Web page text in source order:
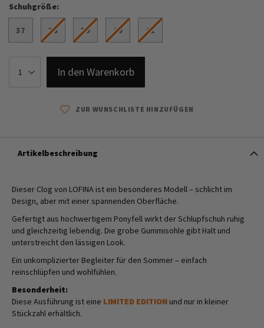
Schuhgröße
37 38 39 40 41
In den Warenkorb
ZUR WUNSCHLISTE HINZUFÜGEN
Artikelbeschreibung
Dieser Clog von LOFINA ist ein besonderes Modell – schlicht im
Design, aber mit einer spannenden Oberfläche.
Gefertigt aus hochwertigem Ponyfell wirkt der Schlupfschuh ruhig
und gleichzeitig lebendig. Die grobe Gummisohle gibt Halt und
unterstreicht den lässigen Look.
Ein unkomplizierter Begleiter für den Sommer – einfach
reinschlüpfen und wohlfühlen.
Besonderheit:
Diese Ausführung ist eine LIMITED EDITION und nur in kleiner
Stückzahl erhältlich.